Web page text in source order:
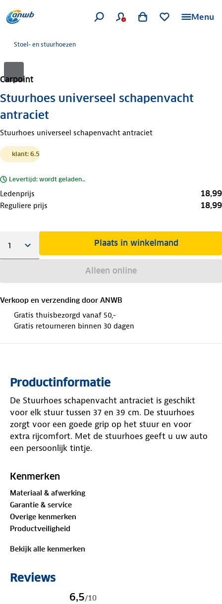
Menu
Stoel- en stuurhoezen
Carpoint
Stuurhoes universeel schapenvacht
antraciet
Stuurhoes universeel schapenvacht antraciet
klant: 6.5
Levertijd: wordt geladen..
Ledenprijs 18,99
Reguliere prijs 18,99
Plaats in winkelmand
Alleen online
Verkoop en verzending door ANWB
Gratis thuisbezorgd vanaf 50,-
Gratis retourneren binnen 30 dagen
Productinformatie
De Stuurhoes schapenvacht antraciet is geschikt
voor elk stuur tussen 37 en 39 cm. De stuurhoes
zorgt voor een goede grip op het stuur en voor
extra rijcomfort. Met de stuurhoes geeft u uw auto
een persoonlijk tintje.
Kenmerken
Materiaal & afwerking
Garantie & service
Overige kenmerken
Productveiligheid
Bekijk alle kenmerken
Reviews
6,5/10